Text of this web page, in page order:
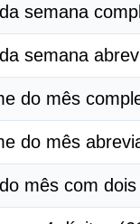
semana
semana
do mês
do mês
mês com